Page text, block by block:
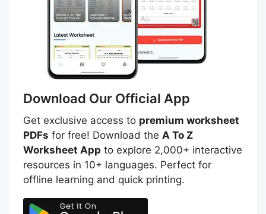
Download Our Official App
Get exclusive access to premium worksheet
PDFs for free! Download the A To Z
Worksheet App to explore 2,000+ interactive
resources in 10+ languages. Perfect for
offline learning and quick printing.